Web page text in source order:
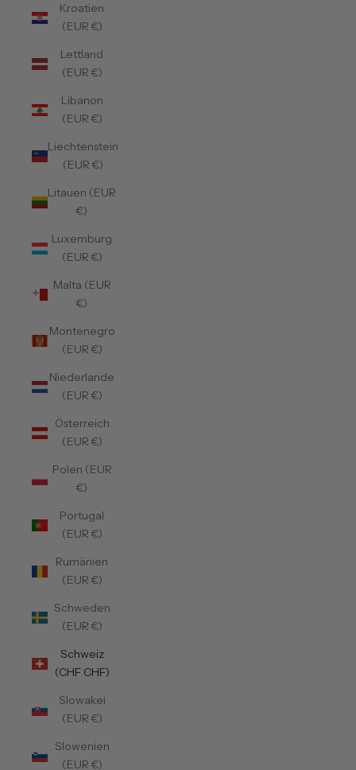
Kroatien
(EUR €)
Lettland
(EUR €)
Libanon
(EUR €)
Liechtenstein
(EUR €)
Litauen (EUR
€)
Luxemburg
(EUR €)
Malta (EUR
€)
Montenegro
(EUR €)
Niederlande
(EUR €)
Österreich
(EUR €)
Polen (EUR
€)
Portugal
(EUR €)
Rumänien
(EUR €)
Schweden
(EUR €)
Schweiz
(CHF CHF)
Slowakei
(EUR €)
Slowenien
(EUR €)